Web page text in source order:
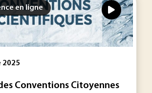
en ligne
2025
Conventions Citoyennes